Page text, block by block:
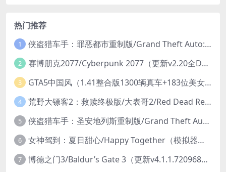
热门推荐
1 侠盗猎车手：罪恶都市重制版/Grand Theft Auto: Vice City – The Definitive Edition
2 赛博朋克2077/Cyberpunk 2077（更新v2.20全DLC）
3 GTA5中国风（1.41整合版1300辆真车+183位美女与英雄+200%存档）
4 荒野大镖客2：救赎终极版/大表哥2/Red Dead Redemption 2: Ultimate Edition（更新v1491.50终极版）
5 侠盗猎车手：圣安地列斯重制版/Grand Theft Auto: San Andreas – The Definitive Edition（更新v1.113.49697469）
6 女神驾到：夏日甜心/Happy Together（模拟器版-升级豪华终极珍藏版+全DLC）
7 博德之门3/Baldur’s Gate 3（更新v4.1.1.7209685）